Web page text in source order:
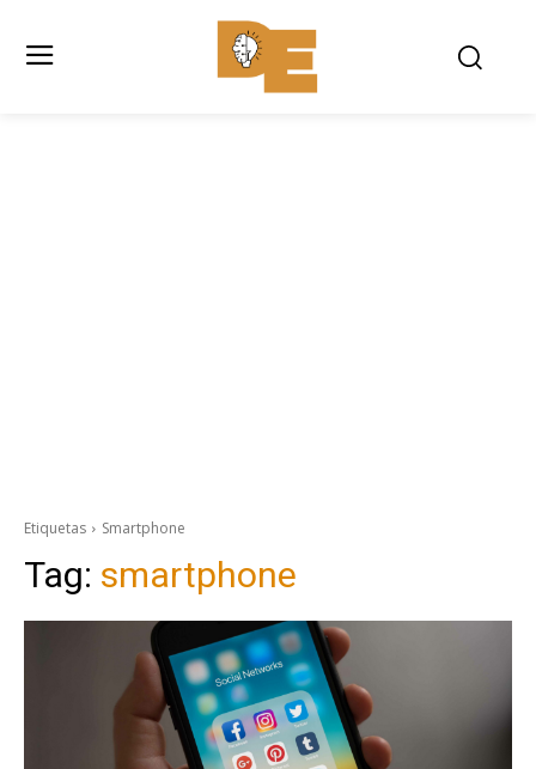
Etiquetas Smartphone
Tag: smartphone